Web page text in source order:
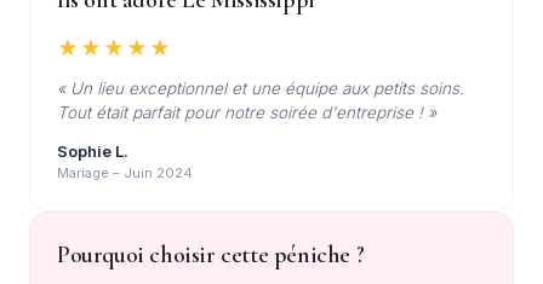
★★★★★
« Un lieu exceptionnel et une équipe aux petits soins.
Tout était parfait pour notre soirée d'entreprise ! »
Sophie L.
Mariage – Juin 2024
Pourquoi choisir cette péniche ?